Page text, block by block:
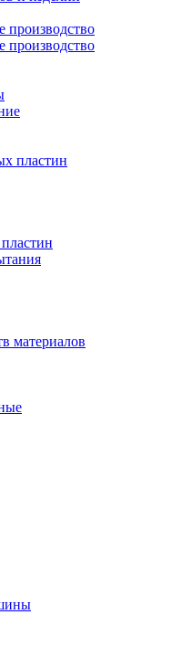
производство
производство
пластин
материалов